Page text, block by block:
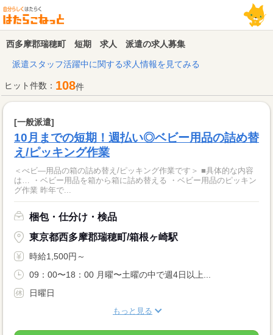
西多摩郡瑞穂町 短期 求人 派遣の求人募集
派遣スタッフ活躍中に関する求人情報を見てみる
ヒット件数： 108件
[一般派遣]
10月までの短期！週払い◎ベビー用品の詰め替
え/ピッキング作業
＜べビ―用品の箱の詰め替え/ピッキング作業です＞ ■具体的な内容
は… ・ベビー用品を箱から箱に詰め替える ・ベビー用品のピッキン
グ作業 昨年で...
梱包・仕分け・検品
東京都西多摩郡瑞穂町/箱根ヶ崎駅
時給1,500円～
09：00〜18：00 月曜〜土曜の中で週4日以上...
日曜日
もっと見る